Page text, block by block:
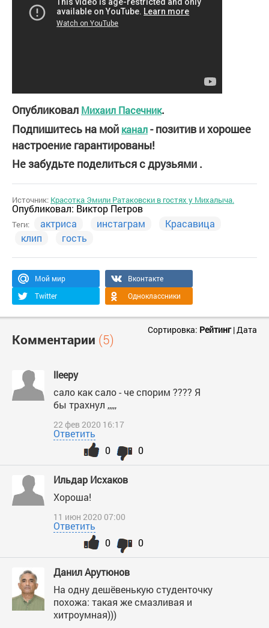
Опубликовал Михаил Пасечник.
Подпишитесь на мой канал- позитив и хорошее
настроение гарантированы!
Не забудьте поделиться с друзьями .
Источник: Красотка Эмили Ратаковски в гостях у Михалыча.
Опубликовал: Виктор Петров
Теги: актриса инстаграм
Красавица
клип
гость
Мой мир
Вконтакте
Twitter
Одноклассники
Комментарии (5)
Сортировка: Рейтинг|Дата
lleepy
сало как сало - че спорим ???? Я
бы трахнул ,,,,,
22 фев 2020 16:17
Ответить
0
0
Ильдар Исхаков
Хороша!
11 июн 2020 07:00
Ответить
0
0
Данил Арутюнов
На одну дешёвенькую студенточку
похожа: такая же смазливая и
хитроумная)))